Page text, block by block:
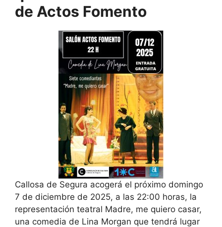
de Actos Fomento
Callosa de Segura acogerá el próximo domingo
7 de diciembre de 2025, a las 22:00 horas, la
representación teatral Madre, me quiero casar,
una comedia de Lina Morgan que tendrá lugar